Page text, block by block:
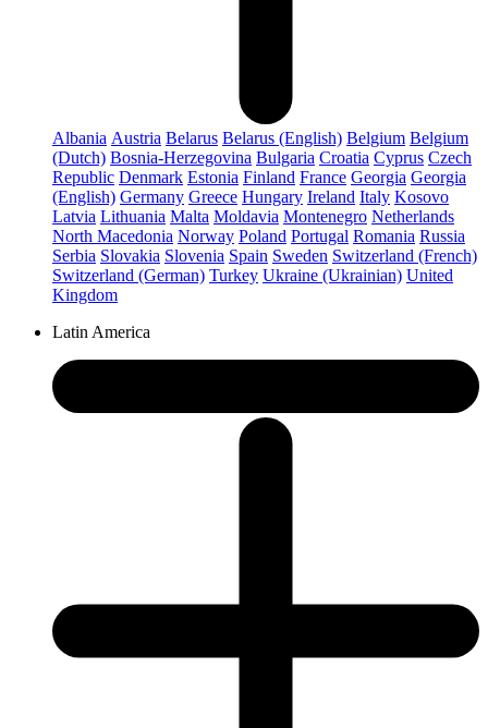
Albania Austria Belarus Belarus (English) Belgium Belgium
(Dutch) Bosnia-Herzegovina Bulgaria Croatia Cyprus Czech
Republic Denmark Estonia Finland France Georgia Georgia
(English) Germany Greece Hungary Ireland Italy Kosovo
Latvia Lithuania Malta Moldavia Montenegro Netherlands
North Macedonia Norway Poland Portugal Romania Russia
Serbia Slovakia Slovenia Spain Sweden Switzerland (French)
Switzerland (German) Turkey Ukraine (Ukrainian) United
Kingdom
Latin America